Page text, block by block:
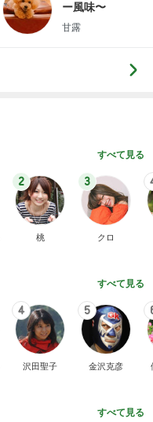
ー風味〜
甘露
すべて見る
2
桃
3
クロ
すべて見る
4
沢田聖子
5
金沢克彦
すべて見る